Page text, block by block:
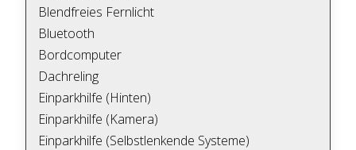
Blendfreies Fernlicht
Bluetooth
Bordcomputer
Dachreling
Einparkhilfe (Hinten)
Einparkhilfe (Kamera)
Einparkhilfe (Selbstlenkende Systeme)